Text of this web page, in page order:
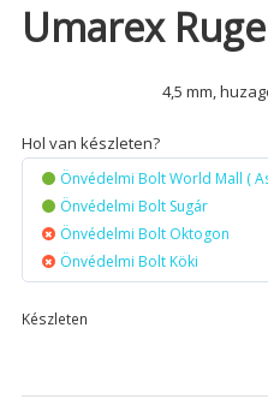
Umarex
4,5 mm,
Hol van készleten?
Önvédelmi Bolt World Mall (
Önvédelmi Bolt Sugár
Önvédelmi Bolt Oktogon
Önvédelmi Bolt Köki
Készleten